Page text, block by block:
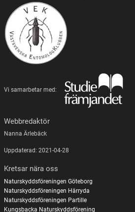
Vi samarbetar med:
Webbredaktör
Nanna Ärlebäck
Uppdaterad: 2021-04-28
Kretsar nära oss
Naturskyddsföreningen Göteborg
Naturskyddsföreningen Härryda
Naturskyddsföreningen Partille
Kungsbacka Naturskyddsförening